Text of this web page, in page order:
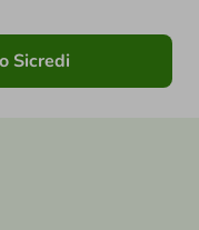
Sicredi